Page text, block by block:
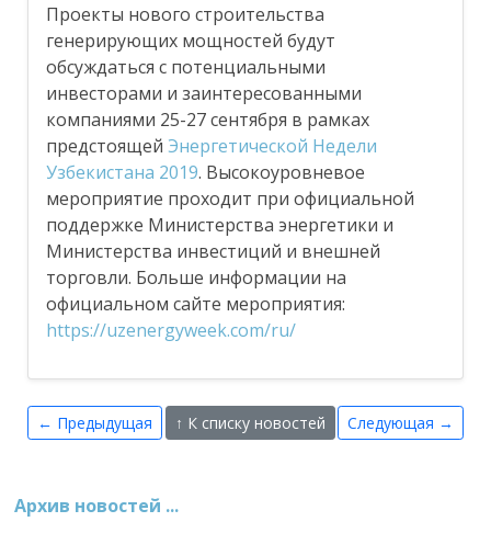
Проекты нового строительства
генерирующих мощностей будут
обсуждаться с потенциальными
инвесторами и заинтересованными
компаниями 25-27 сентября в рамках
предстоящей Энергетической Недели
Узбекистана 2019. Высокоуровневое
мероприятие проходит при официальной
поддержке Министерства энергетики и
Министерства инвестиций и внешней
торговли. Больше информации на
официальном сайте мероприятия:
https://uzenergyweek.com/ru/
← Предыдущая ↑ К списку новостей Следующая →
Архив новостей ...